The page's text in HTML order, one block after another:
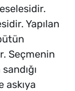
Yapılan
Seçmenin
askıya